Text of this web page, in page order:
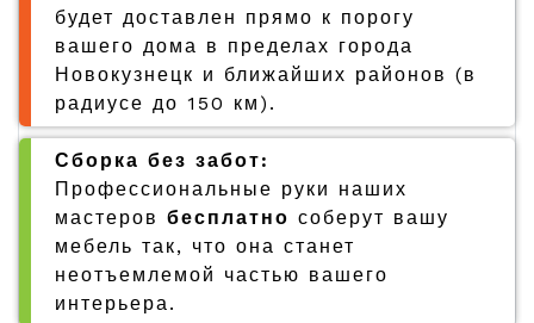
будет доставлен прямо к порогу
вашего дома в пределах города
Новокузнецк и ближайших районов (в
радиусе до 150 км).
Сборка без забот:
Профессиональные руки наших
мастеров бесплатно соберут вашу
мебель так, что она станет
неотъемлемой частью вашего
интерьера.